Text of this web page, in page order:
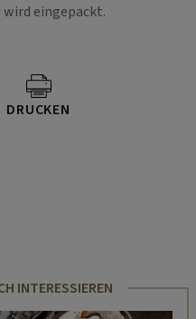
wird eingepackt.
DRUCKEN
INTERESSIEREN